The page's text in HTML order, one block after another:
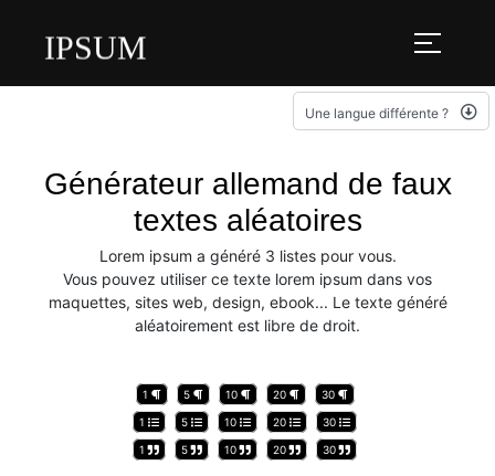
IPSUM
Une langue différente ?
Générateur allemand de faux
textes aléatoires
Lorem ipsum a généré 3 listes pour vous.
Vous pouvez utiliser ce texte lorem ipsum dans vos
maquettes, sites web, design, ebook... Le texte généré
aléatoirement est libre de droit.
1 5 10 20 30
1 5 10 20 30
1 5 10 20 30